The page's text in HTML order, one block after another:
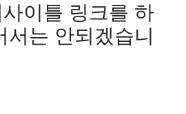
이틀 링크를 하
서는 안되겠습니